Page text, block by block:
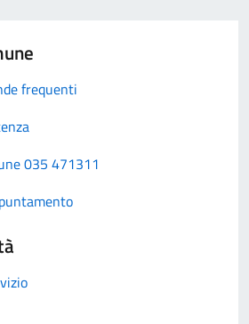
frequenti
035 471311